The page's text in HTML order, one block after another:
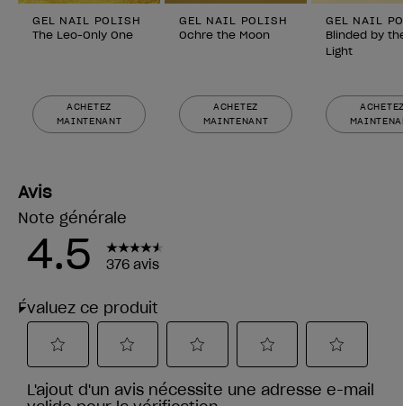
GEL NAIL POLISH
The Leo-Only One
ACHETEZ
MAINTENANT
GEL NAIL POLISH
Ochre the Moon
ACHETEZ
MAINTENANT
GEL NAIL
Blinded by
Light